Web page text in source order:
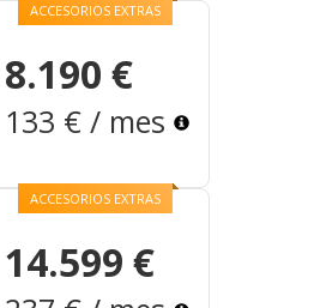
8.190 €
133 € / mes
ACCESORIOS EXTRAS
14.599 €
ACCESORIOS EXTRAS